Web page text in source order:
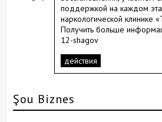
поддержкой на каждом
наркологической клинике
Получить больше
12-shagov
действия
Şou Biznes